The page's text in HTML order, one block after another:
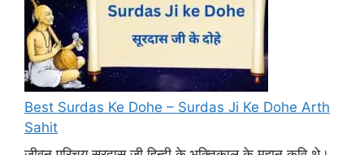
Best Surdas Ke Dohe – Surdas Ji Ke Dohe Arth
Sahit